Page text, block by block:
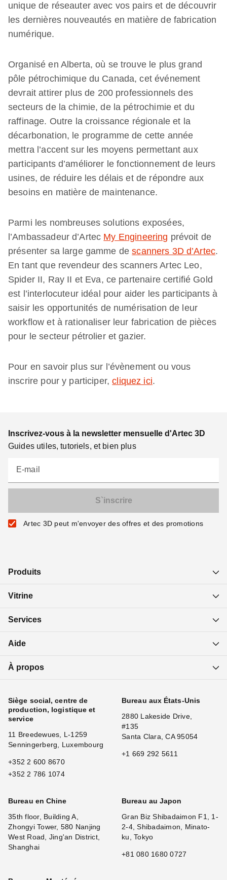
unique de réseauter avec vos pairs et de découvrir
les dernières nouveautés en matière de fabrication
numérique.
Organisé en Alberta, où se trouve le plus grand
pôle pétrochimique du Canada, cet événement
devrait attirer plus de 200 professionnels des
secteurs de la chimie, de la pétrochimie et du
raffinage. Outre la croissance régionale et la
décarbonation, le programme de cette année
mettra l’accent sur les moyens permettant aux
participants d’améliorer le fonctionnement de leurs
usines, de réduire les délais et de répondre aux
besoins en matière de maintenance.
Parmi les nombreuses solutions exposées,
l’Ambassadeur d’Artec My Engineering prévoit de
présenter sa large gamme descanners 3D d’Artec.
En tant que revendeur des scanners Artec Leo,
Spider II, Ray II et Eva, ce partenaire certifié Gold
est l’interlocuteur idéal pour aider les participants à
saisir les opportunités de numérisation de leur
workflow et à rationaliser leur fabrication de pièces
pour le secteur pétrolier et gazier.
Pour en savoir plus sur l’évènement ou vous
inscrire pour y participer,cliquez ici.
Inscrivez-vous à la newsletter mensuelle d'Artec 3D
Guides utiles, tutoriels, et bien plus
E-mail
Artec 3D peut m'envoyer des offres et des promotions
Produits
Vitrine
Services
Aide
À propos
Siège social, centre de
production, logistique et
service
11 Breedewues, L-1259
Senningerberg, Luxembourg
+352 2 600 8670
+352 2 786 1074
Bureau aux États-Unis
2880 Lakeside Drive,
#135
Santa Clara, CA 95054
+1 669 292 5611
Bureau en Chine
35th floor, Building A,
Zhongyi Tower, 580 Nanjing
West Road, Jing'an District,
Shanghai
Bureau au Japon
Gran Biz Shibadaimon F1, 1-
2-4, Shibadaimon, Minato-
ku, Tokyo
+81 080 1680 0727